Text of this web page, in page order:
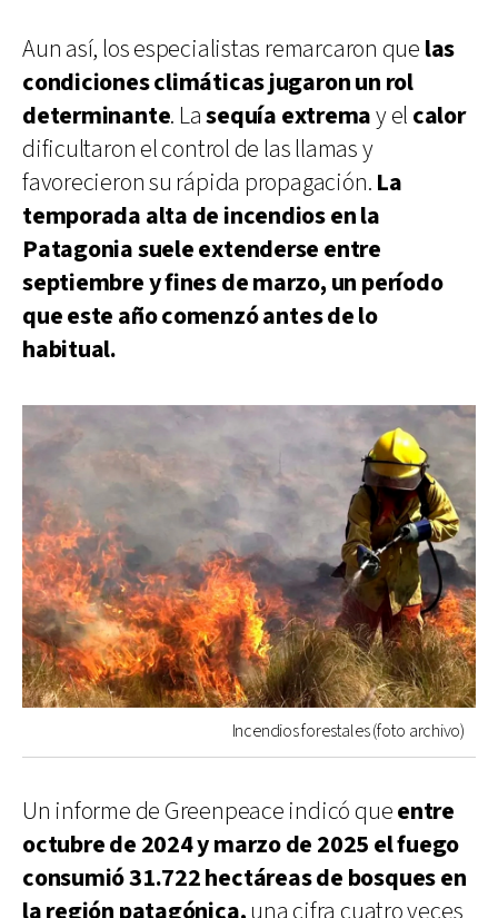
Aun así, los especialistas remarcaron que las
condiciones climáticas jugaron un rol
determinante. Lasequía extremay el calor
dificultaron el control de las llamas y
favorecieron su rápida propagación. La
temporada alta de incendios en la
Patagonia suele extenderse entre
septiembre y fines de marzo, un período
que este año comenzó antes de lo
habitual.
Incendios forestales (foto archivo)
Un informe de Greenpeace indicó queentre
octubre de 2024 y marzo de 2025 el fuego
consumió 31.722 hectáreas de bosques en
la región patagónica,una cifra cuatro veces